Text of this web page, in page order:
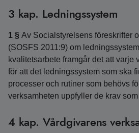
3 kap. Ledningssystem
1 § Av Socialstyrelsens föreskrifter
(SOSFS 2011:9) om
kvalitetsarbete framgår det att varje
för att det ledningssystem som ska
processer och rutiner som behövs
verksamheten uppfyller de krav
4 kap. Vårdgivarens